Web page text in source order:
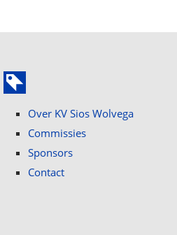
Over KV Sios Wolvega
Commissies
Sponsors
Contact